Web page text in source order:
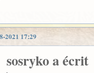
2021 17:29
sosryko a écrit